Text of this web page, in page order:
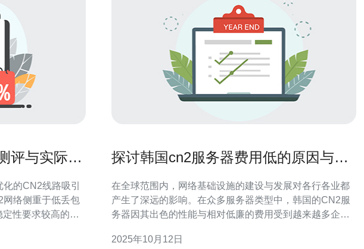
评与实际应
的CN2线路吸引
网络侧重于低丢包
性要求较高的业
、SSD或
探讨韩国cn2服务器费用低的原因与市
在全球范围内，网络基础设施的建设与发展对各行各业都
产生了深远的影响。在众多服务器类型中，韩国的CN2服
务器因其出色的性能与相对低廉的费用受到越来越多企业
析当前的市场行情。 首先，了解CN2服务器的基本概念是
2025年10月12日